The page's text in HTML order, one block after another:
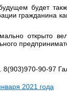
будет
гражданина
открыто
8(903)970-90-97
2021 года